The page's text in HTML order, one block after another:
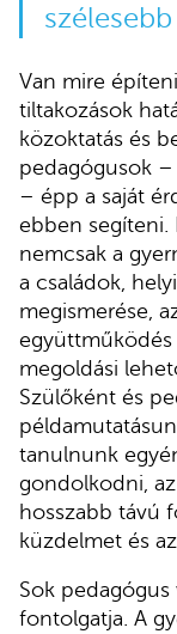
Van mire
tiltakozások
közoktatás és
pedagógusok
– épp a saját
ebben segíteni.
nemcsak a
a családok,
megismerése,
együttműködés
megoldási
Szülőként és
tanulnunk
gondolkodni,
hosszabb távú
küzdelmet és
Sok
fontolgatja. A